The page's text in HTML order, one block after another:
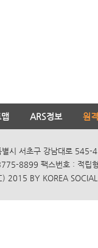
ARS정보 원
시 서초구 강남대로 545-
8899 팩스번호 : 적립
2015 BY KOREA SOCIAL